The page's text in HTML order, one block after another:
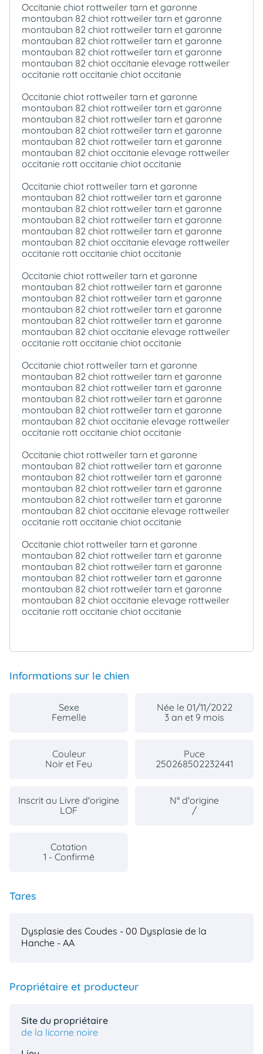
Occitanie chiot rottweiler tarn et garonne
montauban 82 chiot rottweiler tarn et garonne
montauban 82 chiot rottweiler tarn et garonne
montauban 82 chiot rottweiler tarn et garonne
montauban 82 chiot rottweiler tarn et garonne
montauban 82 chiot occitanie elevage rottweiler
occitanie rott occitanie chiot occitanie
Occitanie chiot rottweiler tarn et garonne
montauban 82 chiot rottweiler tarn et garonne
montauban 82 chiot rottweiler tarn et garonne
montauban 82 chiot rottweiler tarn et garonne
montauban 82 chiot rottweiler tarn et garonne
montauban 82 chiot occitanie elevage rottweiler
occitanie rott occitanie chiot occitanie
Occitanie chiot rottweiler tarn et garonne
montauban 82 chiot rottweiler tarn et garonne
montauban 82 chiot rottweiler tarn et garonne
montauban 82 chiot rottweiler tarn et garonne
montauban 82 chiot rottweiler tarn et garonne
montauban 82 chiot occitanie elevage rottweiler
occitanie rott occitanie chiot occitanie
Occitanie chiot rottweiler tarn et garonne
montauban 82 chiot rottweiler tarn et garonne
montauban 82 chiot rottweiler tarn et garonne
montauban 82 chiot rottweiler tarn et garonne
montauban 82 chiot rottweiler tarn et garonne
montauban 82 chiot occitanie elevage rottweiler
occitanie rott occitanie chiot occitanie
Occitanie chiot rottweiler tarn et garonne
montauban 82 chiot rottweiler tarn et garonne
montauban 82 chiot rottweiler tarn et garonne
montauban 82 chiot rottweiler tarn et garonne
montauban 82 chiot rottweiler tarn et garonne
montauban 82 chiot occitanie elevage rottweiler
occitanie rott occitanie chiot occitanie
Occitanie chiot rottweiler tarn et garonne
montauban 82 chiot rottweiler tarn et garonne
montauban 82 chiot rottweiler tarn et garonne
montauban 82 chiot rottweiler tarn et garonne
montauban 82 chiot rottweiler tarn et garonne
montauban 82 chiot occitanie elevage rottweiler
occitanie rott occitanie chiot occitanie
Occitanie chiot rottweiler tarn et garonne
montauban 82 chiot rottweiler tarn et garonne
montauban 82 chiot rottweiler tarn et garonne
montauban 82 chiot rottweiler tarn et garonne
montauban 82 chiot rottweiler tarn et garonne
montauban 82 chiot occitanie elevage rottweiler
occitanie rott occitanie chiot occitanie
Informations sur le chien
Sexe
Femelle
Née le 01/11/2022
3 an et 9 mois
Couleur
Noir et Feu
Puce
250268502232441
Inscrit au Livre d'origine
LOF
N° d'origine
/
Cotation
1 - Confirmé
Tares
Dysplasie des Coudes - 00 Dysplasie de la
Hanche - AA
Propriétaire et producteur
Site du propriétaire
de la licorne noire